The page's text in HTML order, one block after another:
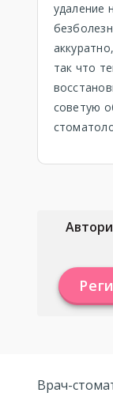
удаление
так что
советую
Врач-